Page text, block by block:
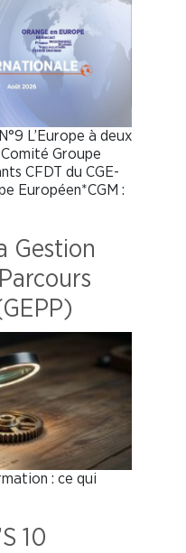
L’Europe à deux
Groupe
CFDT du CGE-
Européen*CGM :
Gestion
: ce qui
10